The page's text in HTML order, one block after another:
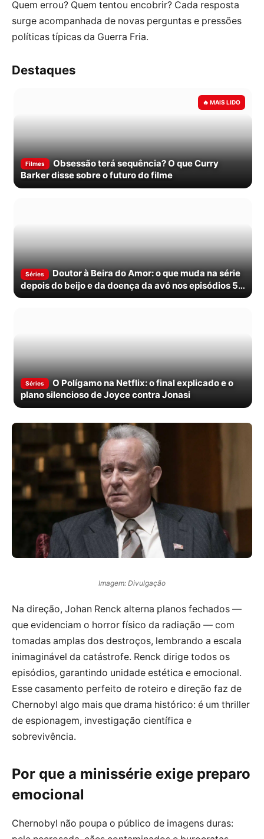
Quem errou? Quem tentou encobrir? Cada resposta
surge acompanhada de novas perguntas e pressões
políticas típicas da Guerra Fria.
Destaques
Filmes
Obsessão terá sequência? O que Curry
Barker disse sobre o futuro do filme
Séries
Doutor à Beira do Amor: o que muda na série
depois do beijo e da doença da avó nos episódios 5 e
6
Séries
O Polígamo na Netflix: o final explicado e o
plano silencioso de Joyce contra Jonasi
Imagem: Divulgação
Na direção, Johan Renck alterna planos fechados —
que evidenciam o horror físico da radiação — com
tomadas amplas dos destroços, lembrando a escala
inimaginável da catástrofe. Renck dirige todos os
episódios, garantindo unidade estética e emocional.
Esse casamento perfeito de roteiro e direção faz de
Chernobyl algo mais que drama histórico: é um thriller
de espionagem, investigação científica e
sobrevivência.
Por que a minissérie exige preparo
emocional
Chernobyl não poupa o público de imagens duras: